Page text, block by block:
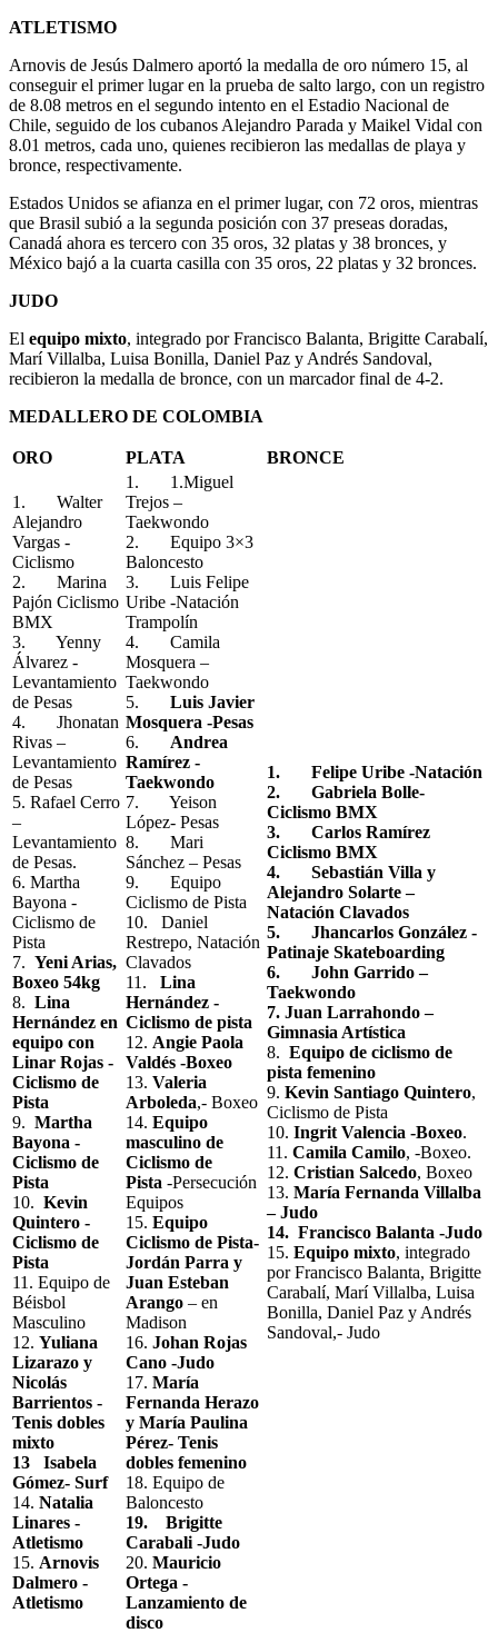
ATLETISMO
Arnovis de Jesús Dalmero aportó la medalla de oro número 15, al
conseguir el primer lugar en la prueba de salto largo, con un registro
de 8.08 metros en el segundo intento en el Estadio Nacional de
Chile, seguido de los cubanos Alejandro Parada y Maikel Vidal con
8.01 metros, cada uno, quienes recibieron las medallas de playa y
bronce, respectivamente.
Estados Unidos se afianza en el primer lugar, con 72 oros, mientras
que Brasil subió a la segunda posición con 37 preseas doradas,
Canadá ahora es tercero con 35 oros, 32 platas y 38 bronces, y
México bajó a la cuarta casilla con 35 oros, 22 platas y 32 bronces.
JUDO
El equipo mixto, integrado por Francisco Balanta, Brigitte Carabalí,
Marí Villalba, Luisa Bonilla, Daniel Paz y Andrés Sandoval,
recibieron la medalla de bronce, con un marcador final de 4-2.
MEDALLERO DE COLOMBIA
ORO PLATA BRONCE
1. Walter
Alejandro
Vargas -
Ciclismo
2. Marina
Pajón Ciclismo
BMX
3. Yenny
Álvarez -
Levantamiento
de Pesas
4. Jhonatan
Rivas –
Levantamiento
de Pesas
5. Rafael Cerro
–
Levantamiento
de Pesas.
6. Martha
Bayona -
Ciclismo de
Pista
7. Yeni Arias,
Boxeo 54kg
8. Lina
Hernández en
equipo con
Linar Rojas -
Ciclismo de
Pista
9. Martha
Bayona -
Ciclismo de
Pista
10. Kevin
Quintero -
Ciclismo de
Pista
11. Equipo de
Béisbol
Masculino
12. Yuliana
Lizarazo y
Nicolás
Barrientos -
Tenis dobles
mixto
13 Isabela
Gómez- Surf
14. Natalia
Linares -
Atletismo
15. Arnovis
Dalmero -
Atletismo
1. 1.Miguel
Trejos –
Taekwondo
2. Equipo 3×3
Baloncesto
3. Luis Felipe
Uribe -Natación
Trampolín
4. Camila
Mosquera –
Taekwondo
5. Luis Javier
Mosquera -Pesas
6. Andrea
Ramírez -
Taekwondo
7. Yeison
López- Pesas
8. Mari
Sánchez – Pesas
9. Equipo
Ciclismo de Pista
10. Daniel
Restrepo, Natación
Clavados
11. Lina
Hernández -
Ciclismo de pista
12. Angie Paola
Valdés -Boxeo
13. Valeria
Arboleda,- Boxeo
14. Equipo
masculino de
Ciclismo de
Pista -Persecución
Equipos
15. Equipo
Ciclismo de Pista-
Jordán Parra y
Juan Esteban
Arango – en
Madison
16. Johan Rojas
Cano -Judo
17. María
Fernanda Herazo
y María Paulina
Pérez- Tenis
dobles femenino
18. Equipo de
Baloncesto
19. Brigitte
Carabali -Judo
20. Mauricio
Ortega -
Lanzamiento de
disco
1. Felipe Uribe -Natación
2. Gabriela Bolle-
Ciclismo BMX
3. Carlos Ramírez
Ciclismo BMX
4. Sebastián Villa y
Alejandro Solarte –
Natación Clavados
5. Jhancarlos González -
Patinaje Skateboarding
6. John Garrido –
Taekwondo
7. Juan Larrahondo –
Gimnasia Artística
8. Equipo de ciclismo de
pista femenino
9. Kevin Santiago Quintero,
Ciclismo de Pista
10. Ingrit Valencia -Boxeo.
11. Camila Camilo, -Boxeo.
12. Cristian Salcedo, Boxeo
13. María Fernanda Villalba
– Judo
14. Francisco Balanta -Judo
15. Equipo mixto, integrado
por Francisco Balanta, Brigitte
Carabalí, Marí Villalba, Luisa
Bonilla, Daniel Paz y Andrés
Sandoval,- Judo